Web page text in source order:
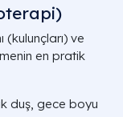
(kulunçları) ve
en pratik
duş, gece boyu